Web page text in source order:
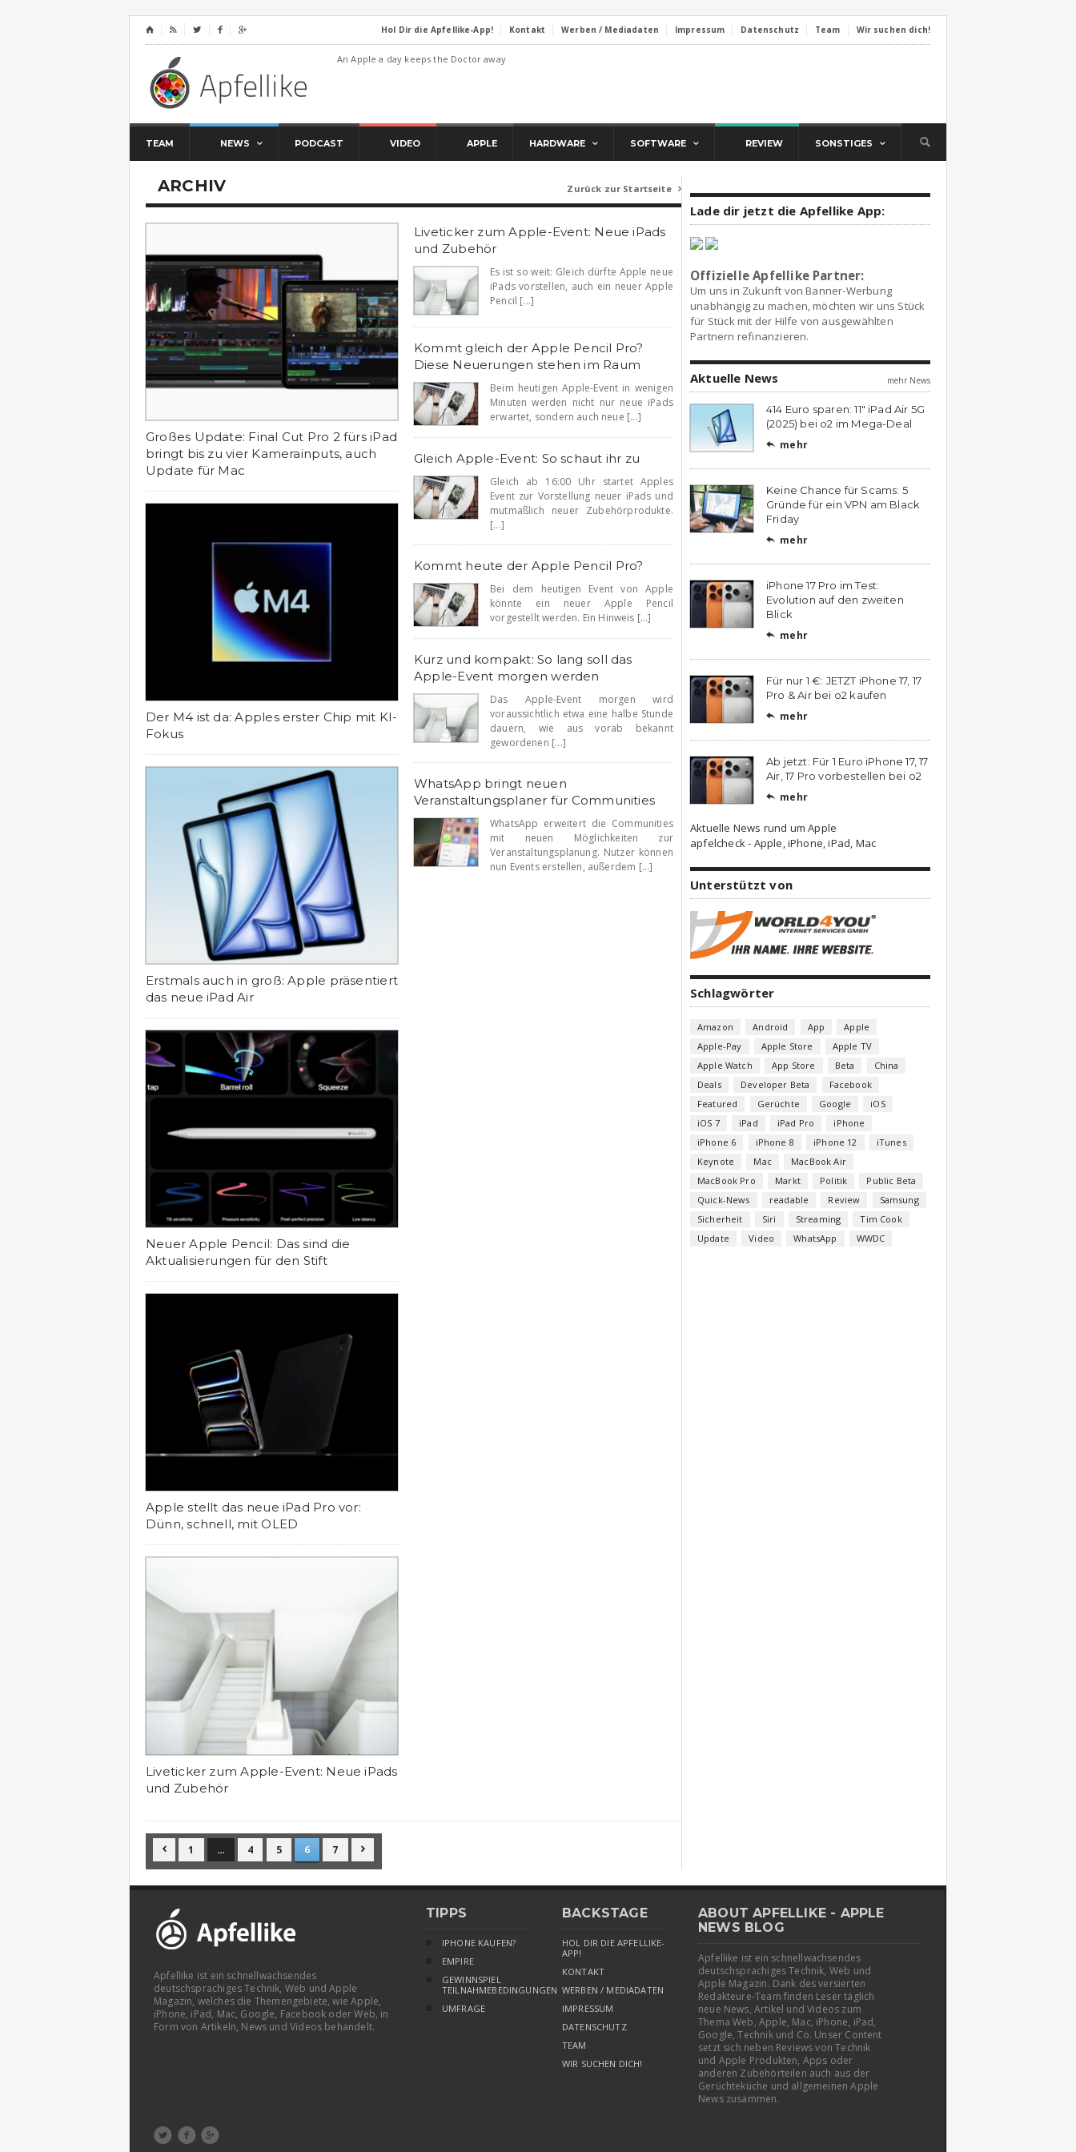
⌂     Hol Dir die Apfellike-App! Kontakt Werben / Mediadaten Impressum Datenschutz Team Wir suchen dich!
An Apple a day keeps the Doctor away
TEAM NEWS PODCAST VIDEO APPLE HARDWARE SOFTWARE REVIEW SONSTIGES
ARCHIV Zurück zur Startseite 
Großes Update: Final Cut Pro 2 fürs iPad
bringt bis zu vier Kamerainputs, auch
Update für Mac
Der M4 ist da: Apples erster Chip mit KI-
Fokus
Erstmals auch in groß: Apple präsentiert
das neue iPad Air
Neuer Apple Pencil: Das sind die
Aktualisierungen für den Stift
Apple stellt das neue iPad Pro vor:
Dünn, schnell, mit OLED
Liveticker zum Apple-Event: Neue iPads
und Zubehör
Liveticker zum Apple-Event: Neue iPads
und Zubehör
Es ist so weit: Gleich dürfte Apple neue
iPads vorstellen, auch ein neuer Apple
Pencil [...]
Kommt gleich der Apple Pencil Pro?
Diese Neuerungen stehen im Raum
Beim heutigen Apple-Event in wenigen
Minuten werden nicht nur neue iPads
erwartet, sondern auch neue [...]
Gleich Apple-Event: So schaut ihr zu
Gleich ab 16:00 Uhr startet Apples
Event zur Vorstellung neuer iPads und
mutmaßlich neuer Zubehörprodukte.
[...]
Kommt heute der Apple Pencil Pro?
Bei dem heutigen Event von Apple
könnte ein neuer Apple Pencil
vorgestellt werden. Ein Hinweis [...]
Kurz und kompakt: So lang soll das
Apple-Event morgen werden
Das Apple-Event morgen wird
voraussichtlich etwa eine halbe Stunde
dauern, wie aus vorab bekannt
gewordenen [...]
WhatsApp bringt neuen
Veranstaltungsplaner für Communities
WhatsApp erweitert die Communities
mit neuen Möglichkeiten zur
Veranstaltungsplanung. Nutzer können
nun Events erstellen, außerdem [...]
 1 … 4 5 6 7 
Lade dir jetzt die Apfellike App:
Offizielle Apfellike Partner:
Um uns in Zukunft von Banner-Werbung
unabhängig zu machen, möchten wir uns Stück
für Stück mit der Hilfe von ausgewählten
Partnern refinanzieren.
Aktuelle News mehr News
414 Euro sparen: 11″ iPad Air 5G
(2025) bei o2 im Mega-Deal
 mehr
Keine Chance für Scams: 5
Gründe für ein VPN am Black
Friday
 mehr
iPhone 17 Pro im Test:
Evolution auf den zweiten
Blick
 mehr
Für nur 1 €: JETZT iPhone 17, 17
Pro & Air bei o2 kaufen
 mehr
Ab jetzt: Für 1 Euro iPhone 17, 17
Air, 17 Pro vorbestellen bei o2
 mehr
Aktuelle News rund um Apple
apfelcheck - Apple, iPhone, iPad, Mac
Unterstützt von
Schlagwörter
Amazon Android App
Apple
Apple-Pay
Apple Store
Apple TV
Apple Watch
App Store Beta
China
Deals
Developer Beta
Facebook
Featured
Gerüchte Google
iOS
iOS 7
iPad iPad Pro
iPhone
iPhone 6
iPhone 8 iPhone 12
iTunes
Keynote
Mac
MacBook Air
MacBook Pro
Markt Politik
Public Beta
Quick-News
readable Review
Samsung
Sicherheit
Siri Streaming
Tim Cook
Update
Video WhatsApp WWDC
Apfellike ist ein schnellwachsendes
deutschsprachiges Technik, Web und Apple
Magazin, welches die Themengebiete, wie Apple,
iPhone, iPad, Mac, Google, Facebook oder Web, in
Form von Artikeln, News und Videos behandelt.
  
TIPPS
IPHONE KAUFEN?
EMPIRE
GEWINNSPIEL
TEILNAHMEBEDINGUNGEN
UMFRAGE
BACKSTAGE
HOL DIR DIE APFELLIKE-
APP!
KONTAKT
WERBEN / MEDIADATEN
IMPRESSUM
DATENSCHUTZ
TEAM
WIR SUCHEN DICH!
ABOUT APFELLIKE - APPLE
NEWS BLOG
Apfellike ist ein schnellwachsendes
deutschsprachiges Technik, Web und
Apple Magazin. Dank des versierten
Redakteure-Team finden Leser täglich
neue News, Artikel und Videos zum
Thema Web, Apple, Mac, iPhone, iPad,
Google, Technik und Co. Unser Content
setzt sich neben Reviews von Technik
und Apple Produkten, Apps oder
anderen Zubehörteilen auch aus der
Gerüchteküche und allgemeinen Apple
News zusammen.